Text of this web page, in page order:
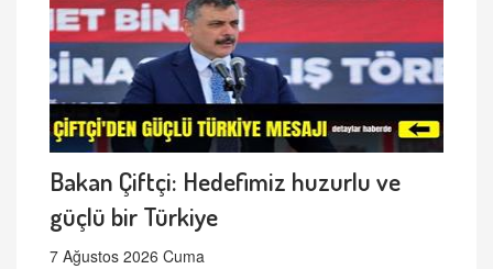
Bakan Çiftçi: Hedefimiz huzurlu ve
güçlü bir Türkiye
7 Ağustos 2026 Cuma